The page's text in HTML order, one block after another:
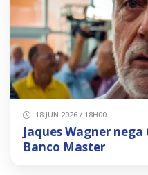
18 JUN 2026 / 18H00
Jaques Wagner
Banco Master